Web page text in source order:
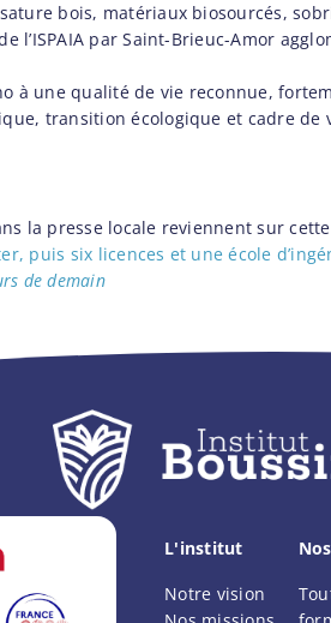
bois, matériaux biosourcés,
l’ISPAIA par Saint-Brieuc-Amor
à une qualité de vie reconnue,
transition écologique et cadre
la presse locale reviennent sur
puis six licences et une école
de demain
L'institut
Notre vision